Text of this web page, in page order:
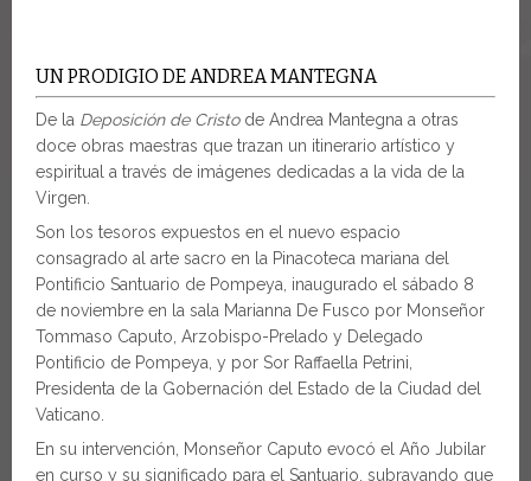
UN PRODIGIO DE ANDREA MANTEGNA
De la Deposición de Cristode Andrea Mantegna a otras
doce obras maestras que trazan un itinerario artístico y
espiritual a través de imágenes dedicadas a la vida de la
Virgen.
Son los tesoros expuestos en el nuevo espacio
consagrado al arte sacro en la Pinacoteca mariana del
Pontificio Santuario de Pompeya, inaugurado el sábado 8
de noviembre en la sala Marianna De Fusco por Monseñor
Tommaso Caputo, Arzobispo-Prelado y Delegado
Pontificio de Pompeya, y por Sor Raffaella Petrini,
Presidenta de la Gobernación del Estado de la Ciudad del
Vaticano.
En su intervención, Monseñor Caputo evocó el Año Jubilar
en curso y su significado para el Santuario, subrayando que